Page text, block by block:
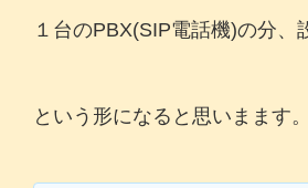
１台のPBX(SIP電話機)の分、
という形になると思いまます